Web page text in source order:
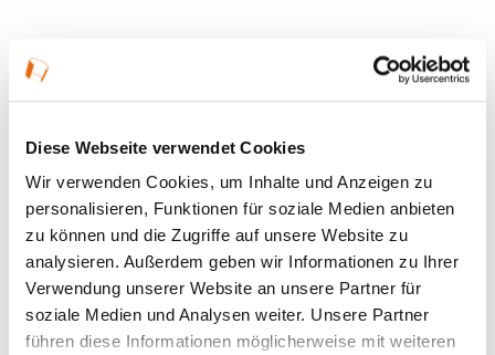
Diese Webseite verwendet Cookies
Wir verwenden Cookies, um Inhalte und Anzeigen zu
personalisieren, Funktionen für soziale Medien anbieten
zu können und die Zugriffe auf unsere Website zu
analysieren. Außerdem geben wir Informationen zu Ihrer
Verwendung unserer Website an unsere Partner für
soziale Medien und Analysen weiter. Unsere Partner
führen diese Informationen möglicherweise mit weiteren
Details
12.09.2026, 11:00 Uhr — 12:30 Uhr in
Aschaffenburg
Veranstaltungstyp:Führung
Kosten und Anmeldung